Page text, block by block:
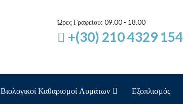
Ώρες Γραφείου: 09.00 - 18.00
+(30) 210 4329 154
Βιολογικοί Καθαρισμοί Λυμάτων Εξοπλισμός